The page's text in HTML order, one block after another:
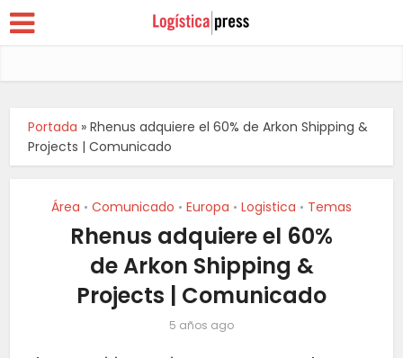
Portada »Rhenus adquiere el 60% de Arkon Shipping &
Projects | Comunicado
Área • Comunicado • Europa • Logistica • Temas
Rhenus adquiere el 60%
de Arkon Shipping &
Projects | Comunicado
5 años ago